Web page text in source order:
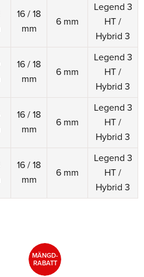
16 / 18
mm
6 mm
Legend 3
HT /
Hybrid 3
16 / 18
mm
6 mm
Legend 3
HT /
Hybrid 3
16 / 18
mm
6 mm
Legend 3
HT /
Hybrid 3
16 / 18
mm
6 mm
Legend 3
HT /
Hybrid 3
MÄNGD-
RABATT